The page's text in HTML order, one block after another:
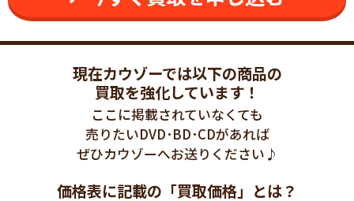
現在カウゾーでは以下の商品の
買取を強化しています！
ここに掲載されていなくても
売りたいDVD･BD･CDがあれば
ぜひカウゾーへお送りください♪
価格表に記載の「買取価格」とは？